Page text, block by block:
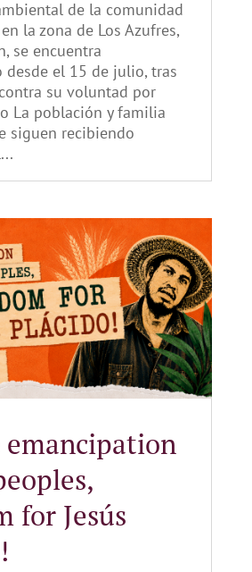
de la comunidad
la zona de Los Azufres,
se encuentra
desde el 15 de julio, tras
su voluntad por
La población y familia
siguen recibiendo
for Jesús